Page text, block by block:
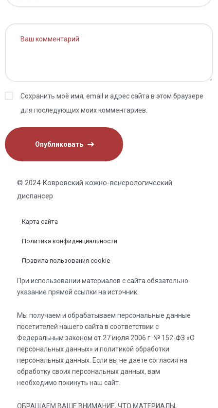
Сохранить моё имя, email и адрес сайта в этом браузере
для последующих моих комментариев.
© 2024 Ковровский кожно-венерологический
диспансер
Карта сайта
Политика конфиденциальности
Правила пользования cookie
При использовании материалов с сайта обязательно
указание прямой ссылки на источник.
Мы получаем и обрабатываем персональные данные
посетителей нашего сайта в соответствии с
Федеральным законом от 27 июля 2006 г. № 152-ФЗ «О
персональных данных» и политикой обработки
персональных данных. Если вы не даете согласия на
обработку своих персональных данных, вам
необходимо покинуть наш сайт.
ОБРАЩАЕМ ВАШЕ ВНИМАНИЕ, ЧТО МАТЕРИАЛЫ,